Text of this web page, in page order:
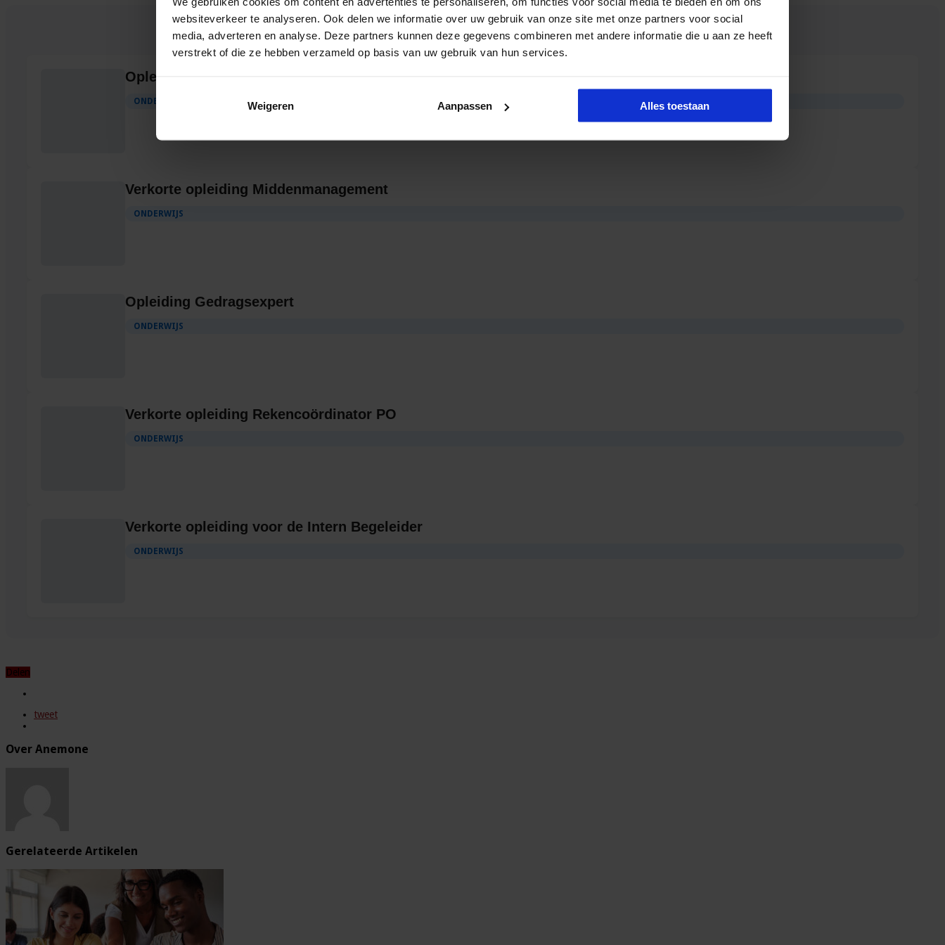
websiteverkeer te analyseren. Ook delen we informatie over uw gebruik van onze site met onze partners voor social
media, adverteren en analyse. Deze partners kunnen deze gegevens combineren met andere informatie die u aan ze heeft
verstrekt of die ze hebben verzameld op basis van uw gebruik van hun services.
Weigeren Aanpassen Alles toestaan
Gerelateerde Opleidingen en Cursussen
Opleiding Rekendiagnostiek
ONDERWIJS
Verkorte opleiding Middenmanagement
ONDERWIJS
Opleiding Gedragsexpert
ONDERWIJS
Verkorte opleiding Rekencoördinator PO
ONDERWIJS
Verkorte opleiding voor de Intern Begeleider
ONDERWIJS
Delen
tweet
Over Anemone
Gerelateerde Artikelen